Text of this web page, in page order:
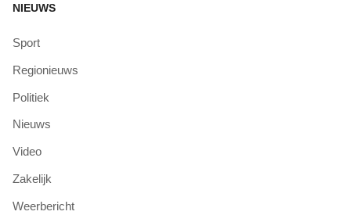
NIEUWS
Sport
Regionieuws
Politiek
Nieuws
Video
Zakelijk
Weerbericht